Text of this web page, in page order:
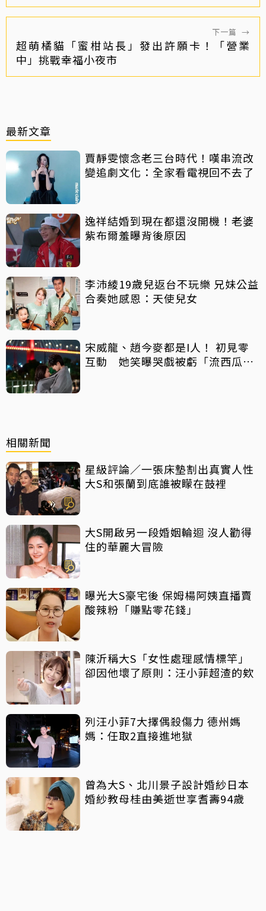
下一篇 →
超萌橘貓「蜜柑站長」發出許願卡！「營業
中」挑戰幸福小夜市
最新文章
賈靜雯懷念老三台時代！嘆串流改
變追劇文化：全家看電視回不去了
逸祥結婚到現在都還沒開機！老婆
紫布爾羞曝背後原因
李沛綾19歲兒返台不玩樂 兄妹公益
合奏她感恩：天使兒女
宋威龍、趙今麥都是I人！ 初見零
互動 她笑曝哭戲被虧「流西瓜
相關新聞
星級評論／一張床墊割出真實人性
大S和張蘭到底誰被矇在鼓裡
大S開啟另一段婚姻輪迴 沒人勸得
住的華麗大冒險
曝光大S豪宅後 保姆楊阿姨直播賣
酸辣粉「賺點零花錢」
陳沂稱大S「女性處理感情標竿」
卻因他壞了原則：汪小菲超渣的欸
列汪小菲7大擇偶殺傷力 德州媽
媽：任取2直接進地獄
曾為大S、北川景子設計婚紗日本
婚紗教母桂由美逝世享耆壽94歲